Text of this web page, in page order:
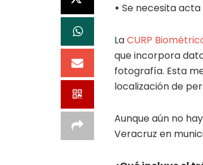
• Se necesita
LaCURP
que incorpora
fotografía. Esta
localización de
Aunque aún no
Veracruz en